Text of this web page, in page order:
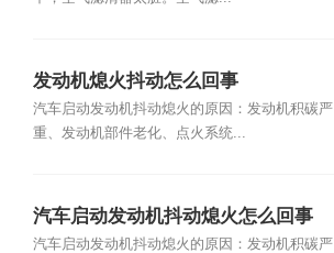
发动机熄火抖动怎么回事
汽车启动发动机抖动熄火的原因：发动机积碳严
重、发动机部件老化、点火系统...
汽车启动发动机抖动熄火怎么回事
汽车启动发动机抖动熄火的原因：发动机积碳严